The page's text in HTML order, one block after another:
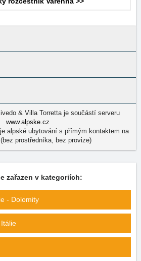
& Villa Torretta je součástí serveru
www.alpske.cz
alpské ubytování s přímým kontaktem na
prostředníka, bez provize)
zařazen v kategoriích:
- Dolomity